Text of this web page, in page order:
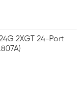
2XGT 24-Port